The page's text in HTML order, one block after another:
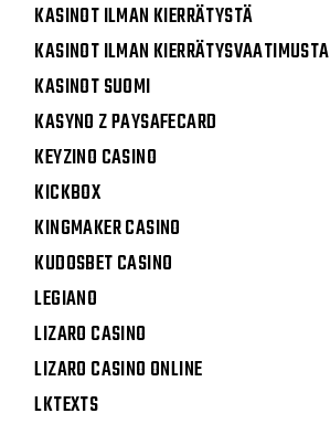
KASINOT ILMAN KIERRÄTYSTÄ
KASINOT ILMAN KIERRÄTYSVAATIMUSTA
KASINOT SUOMI
KASYNO Z PAYSAFECARD
KEYZINO CASINO
KICKBOX
KINGMAKER CASINO
KUDOSBET CASINO
LEGIANO
LIZARO CASINO
LIZARO CASINO ONLINE
LKTEXTS